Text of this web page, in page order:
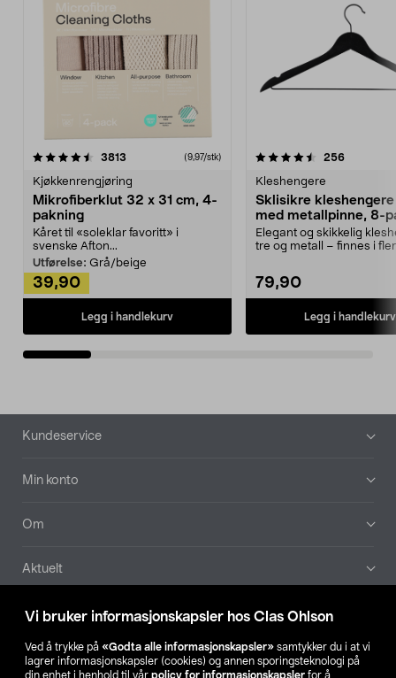
Vi bruker informasjonskapsler hos Clas Ohlson
Ved å trykke på «Godta alle informasjonskapsler» samtykker du i at vi
lagrer informasjonskapsler (cookies) og annen sporingsteknologi på
din enhet i henhold til vår policy for informasjonskapsler for å
3813 anmeldelser(9,97/stk)
Kjøkkenrengjøring
Mikrofiberklut 32 x 31 cm, 4-
pakning
Kåret til «soleklar favoritt» i
svenske Afton...
Utførelse: Grå/beige
39,90
Legg i handlekurv
4.5av 5 stjerner 256
Kleshengere
Sklisikre
med metallpinne, 8-
Elegant og skikkelig
tre og metall – finnes i
79,90
Legg i handlekurv
4.5av 5 stjerner
Bunntekst
Kundeservice
Min konto
Om
Aktuelt
Våre selskaper
Finn din butikk